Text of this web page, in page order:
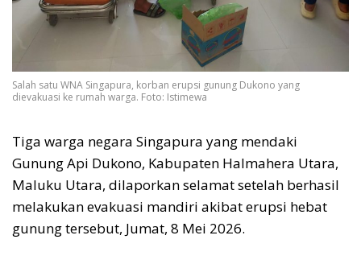
Salah satu WNA Singapura, korban erupsi gunung Dukono yang
dievakuasi ke rumah warga. Foto: Istimewa
Tiga warga negara Singapura yang mendaki
Gunung Api Dukono, Kabupaten Halmahera Utara,
Maluku Utara, dilaporkan selamat setelah berhasil
melakukan evakuasi mandiri akibat erupsi hebat
gunung tersebut, Jumat, 8 Mei 2026.